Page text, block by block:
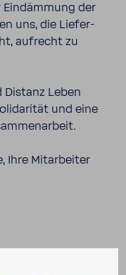
Eindäm­mung der
uns, die Liefer­
aufrecht zu
Distanz Leben
und eine
Ihre Mitar­beiter